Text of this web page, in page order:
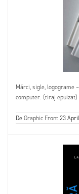
Mărci, sigle, logograme
computer. (tiraj epuizat)
DeGraphic Front23